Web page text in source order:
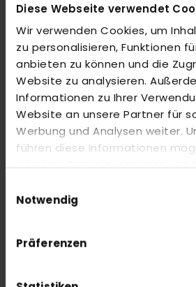
Diese Webseite verwendet
Wir verwenden Cookies, um
zu personalisieren, Funktionen
anbieten zu können und die
Website zu analysieren.
Informationen zu Ihrer
Website an unsere Partner für
Werbung und Analysen weiter.
führen diese Informationen
weiteren Daten zusammen, die
Nutzung der Dienste gesammelt
Notwendig
Präferenzen
ÄHNLICHE PRODUKTE
Markieren Sie die Artikel, um Sie dem
oderAlle auswählen
OBO Helmet ABS white XS
189,00 €
adidas CHAOSFURY